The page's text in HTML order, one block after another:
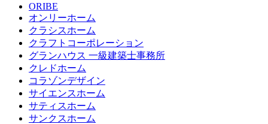
ORIBE
オンリーホーム
クラシスホーム
クラフトコーポレーション
グランハウス 一級建築士事務所
クレドホーム
コラゾンデザイン
サイエンスホーム
サティスホーム
サンクスホーム